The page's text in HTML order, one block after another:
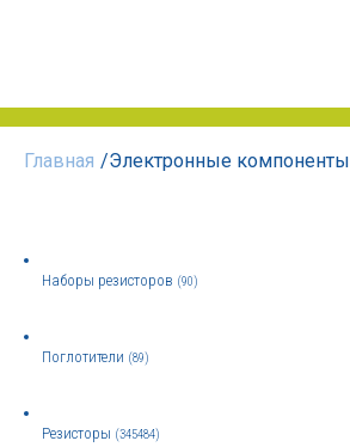
Главная /Электронные компоненты
Наборы резисторов (90)
Поглотители (89)
Резисторы (345484)